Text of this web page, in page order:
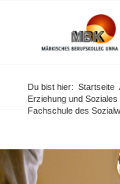
Du bist hier: Startseite
Erziehung und Soziales
Fachschule des